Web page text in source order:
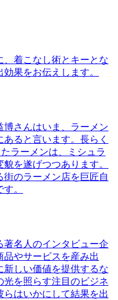
、着こなし術とキーとな
果をお伝えします。
博さんはいま、ラーメン
ると言います。長らく
ラーメンは、ミシュラ
を遂げつつあります。
のラーメン店を巨匠自
。
著名人のインタビュー企
やサービスを産み出
しい価値を提供するな
光を照らす注目のビジネ
らはいかにして結果を出